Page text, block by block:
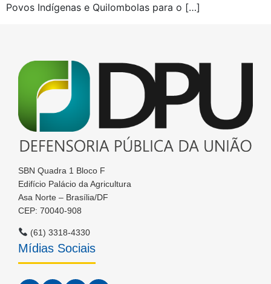
Povos Indígenas e Quilombolas para o […]
SBN Quadra 1 Bloco F
Edifício Palácio da Agricultura
Asa Norte – Brasília/DF
CEP: 70040-908
(61) 3318-4330
Mídias Sociais